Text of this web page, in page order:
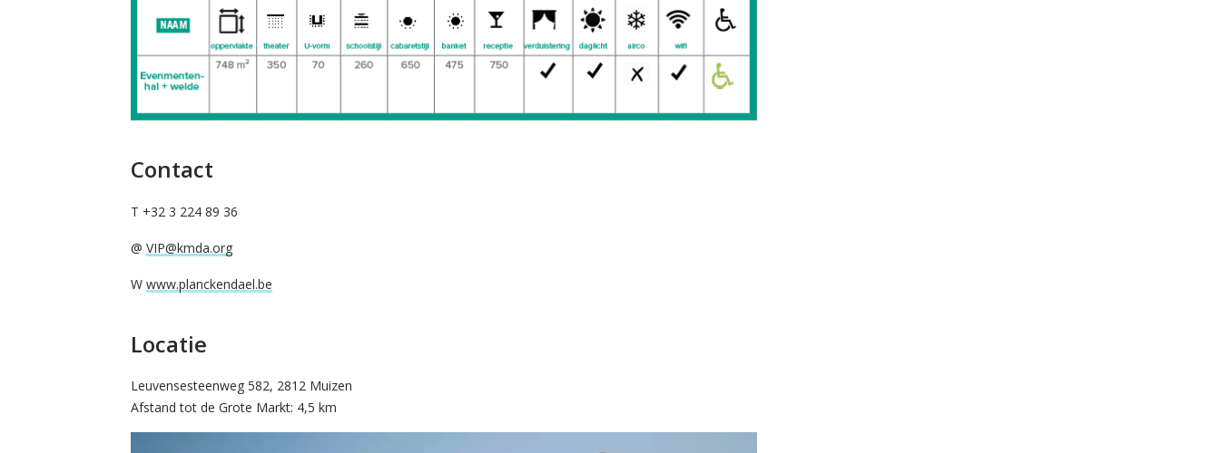
Contact
T +32 3 224 89 36
@ VIP@kmda.org
W www.planckendael.be
Locatie
Leuvensesteenweg 582, 2812 Muizen
Afstand tot de Grote Markt: 4,5 km